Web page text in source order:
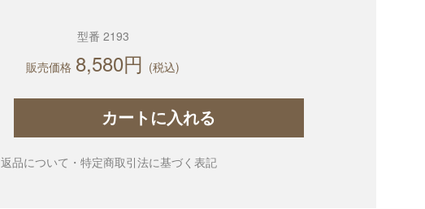
型番 2193
販売価格 8,580円 (税込)
カートに入れる
返品について・特定商取引法に基づく表記